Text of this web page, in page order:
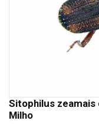
Sitophilus
Milho